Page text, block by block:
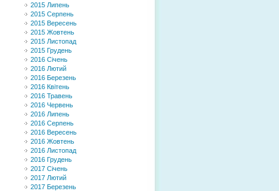
2015 Липень
2015 Серпень
2015 Вересень
2015 Жовтень
2015 Листопад
2015 Грудень
2016 Січень
2016 Лютий
2016 Березень
2016 Квітень
2016 Травень
2016 Червень
2016 Липень
2016 Серпень
2016 Вересень
2016 Жовтень
2016 Листопад
2016 Грудень
2017 Січень
2017 Лютий
2017 Березень